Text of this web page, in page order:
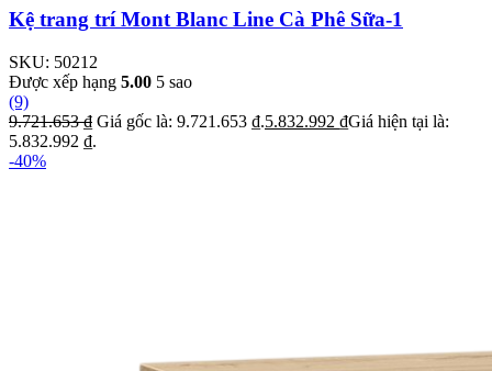
Kệ trang trí Mont Blanc Line Cà Phê Sữa-1
SKU: 50212
Được xếp hạng 5.00 5 sao
(9)
9.721.653₫ Giá gốc là: 9.721.653 ₫.5.832.992 ₫Giá hiện tại là:
5.832.992 ₫.
-40%